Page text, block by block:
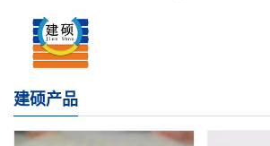
建硕产品